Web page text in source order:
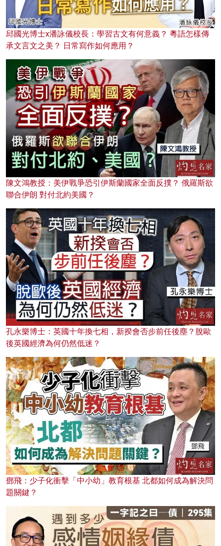
邱國光博士x潘詠儀校長：學習古文有何意義？ 粵語怎樣傳
承文言文之美？ 日常寫作如何應用？
陳文鴻教授：美伊戰爭恐引伊斯蘭國家全面反撲？ 俄羅斯欲
聯合伊朗 對付北約美國？
孔永樂博士：英國十年換七相，新揆會否步前任後塵？脫歐
後英國經濟為何仍然低迷？
鄧飛：少子化衝擊「中小幼」教育根基 北都如何成為解決問
題關鍵？